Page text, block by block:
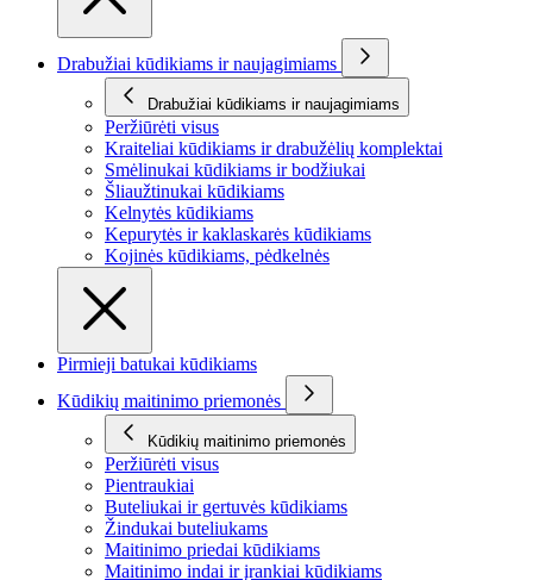
Drabužiai kūdikiams ir naujagimiams
Drabužiai kūdikiams ir naujagimiams
Peržiūrėti visus
Kraiteliai kūdikiams ir drabužėlių komplektai
Smėlinukai kūdikiams ir bodžiukai
Šliaužtinukai kūdikiams
Kelnytės kūdikiams
Kepurytės ir kaklaskarės kūdikiams
Kojinės kūdikiams, pėdkelnės
Pirmieji batukai kūdikiams
Kūdikių maitinimo priemonės
Kūdikių maitinimo priemonės
Peržiūrėti visus
Pientraukiai
Buteliukai ir gertuvės kūdikiams
Žindukai buteliukams
Maitinimo priedai kūdikiams
Maitinimo indai ir įrankiai kūdikiams